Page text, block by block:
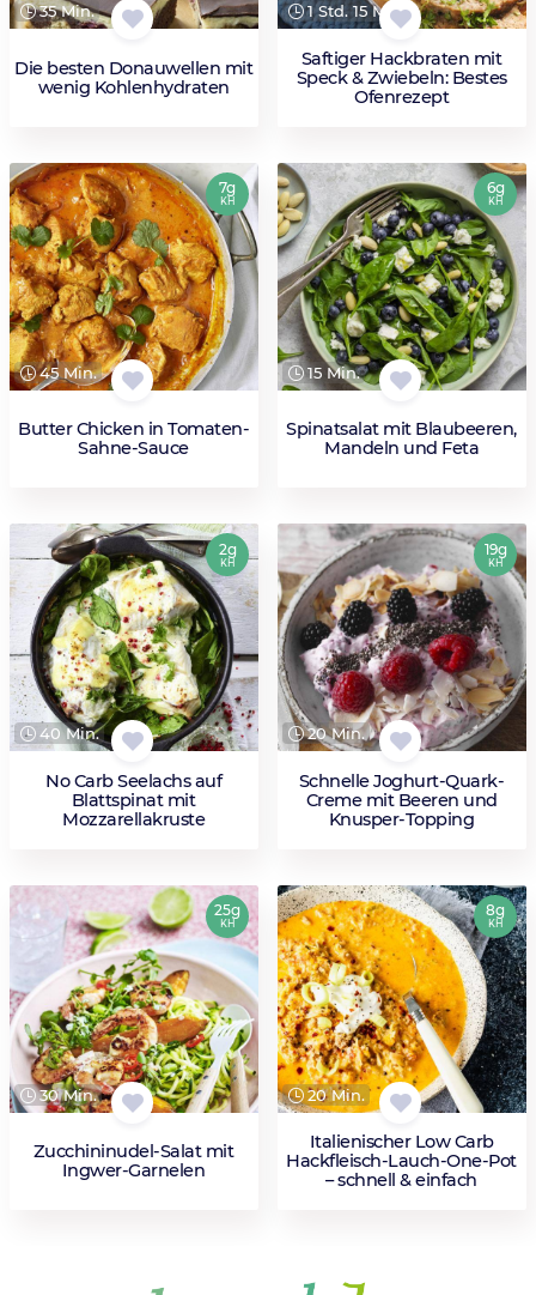
35 Min.
Die besten Donauwellen mit
wenig Kohlenhydraten
1 Std. 15 Min.
Saftiger Hackbraten mit
Speck & Zwiebeln: Bestes
Ofenrezept
45 Min.
Butter Chicken in Tomaten-
Sahne-Sauce
7g
KH
15 Min.
Spinatsalat mit Blaubeeren,
Mandeln und Feta
6g
KH
40 Min.
No Carb Seelachs auf
Blattspinat mit
Mozzarellakruste
2g
KH
20 Min.
Schnelle Joghurt-Quark-
Creme mit Beeren und
Knusper-Topping
19g
KH
30 Min.
Zucchininudel-Salat mit
Ingwer-Garnelen
25g
KH
20 Min.
Italienischer Low Carb
Hackfleisch-Lauch-One-Pot
– schnell & einfach
8g
KH